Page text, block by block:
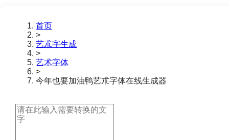
首页
>
艺朮字生成
>
艺术字体
>
今年也要加油鸭艺朮字体在线生成器